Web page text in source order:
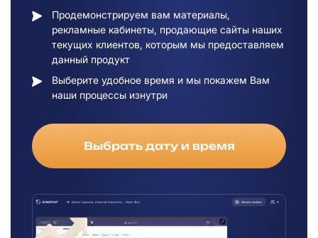
Продемонстрируем вам материалы,
рекламные кабинеты, продающие сайты наших
текущих клиентов, которым мы предоставляем
данный продукт
Выберите удобное время и мы покажем Вам
наши процессы изнутри
Выбрать дату и время